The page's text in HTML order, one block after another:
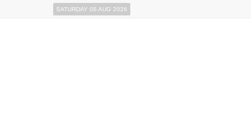
SATURDAY 08 AUG 2026